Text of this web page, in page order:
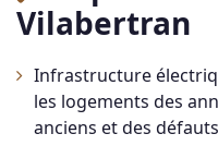
Vilabertran
Infrastructure
les logements des
anciens et des